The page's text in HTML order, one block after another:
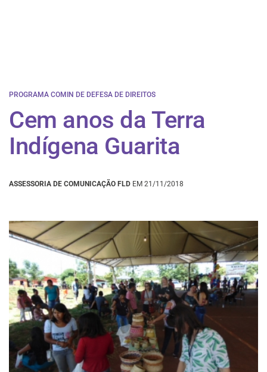
PROGRAMA COMIN DE DEFESA DE DIREITOS
Cem anos da Terra
Indígena Guarita
ASSESSORIA DE COMUNICAÇÃO FLD EM 21/11/2018